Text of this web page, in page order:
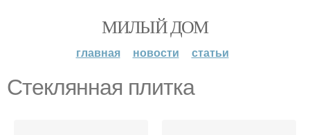
МИЛЫЙ ДОМ
главная новости статьи
Стеклянная плитка